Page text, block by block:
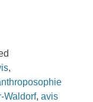
,
Waldorf,avis